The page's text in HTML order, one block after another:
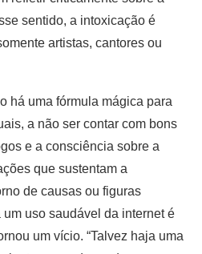
sentido, a intoxicação é
artistas, cantores ou
há uma fórmula mágica para
a não ser contar com bons
e a consciência sobre a
que sustentam a
de causas ou figuras
uso saudável da internet é
um vício. “Talvez haja uma